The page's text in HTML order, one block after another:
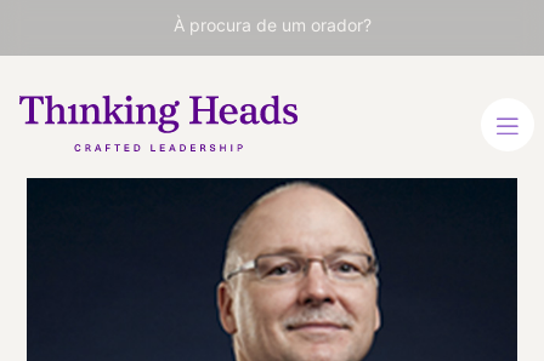
À procura de um orador?
Jeff DeGraff
Especialista em liderança e
inovação. Diretor executivo
do Innovatrium Institute
for Innovation